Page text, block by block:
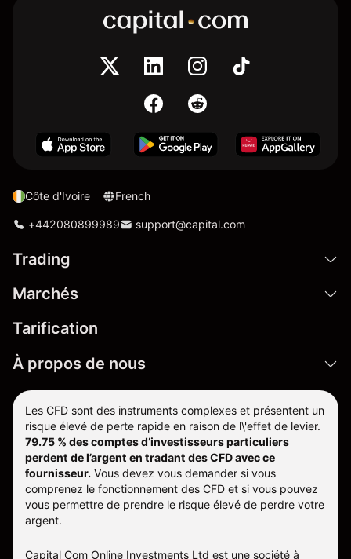
Côte d'Ivoire French
+442080899989 support@capital.com
Trading
Marchés
Tarification
À propos de nous
Les CFD sont des instruments complexes et présentent un
risque élevé de perte rapide en raison de l\'effet de levier.
79.75 % des comptes d’investisseurs particuliers
perdent de l’argent en tradant des CFD avec ce
fournisseur. Vous devez vous demander si vous
comprenez le fonctionnement des CFD et si vous pouvez
vous permettre de prendre le risque élevé de perdre votre
argent.
Capital Com Online Investments Ltd est une société à